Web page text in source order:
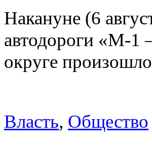
Накануне (6
автодороги «М-1
округе
Власть, Общество